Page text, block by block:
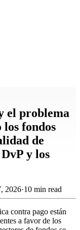
el problema
los fondos
de
y los
2026·10 min read
contra pago están
a favor de los